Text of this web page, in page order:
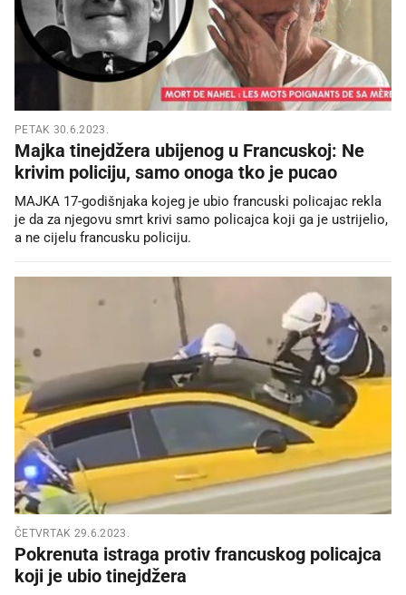
PETAK 30.6.2023.
Majka tinejdžera ubijenog u Francuskoj: Ne
krivim policiju, samo onoga tko je pucao
MAJKA 17-godišnjaka kojeg je ubio francuski policajac rekla
je da za njegovu smrt krivi samo policajca koji ga je ustrijelio,
a ne cijelu francusku policiju.
ČETVRTAK 29.6.2023.
Pokrenuta istraga protiv francuskog policajca
koji je ubio tinejdžera